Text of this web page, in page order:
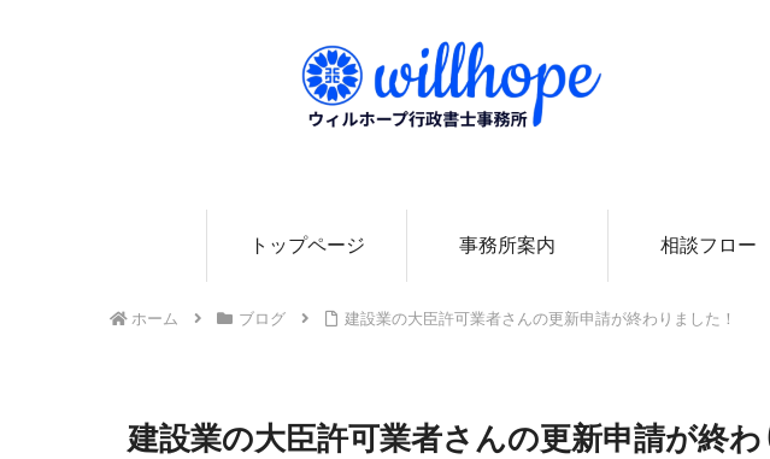
トップページ 事務所案内 相談フロー
ホーム ブログ 建設業の大臣許可業者さんの更新申請が終わりました！
建設業の大臣許可業者さんの更新申請が終わ